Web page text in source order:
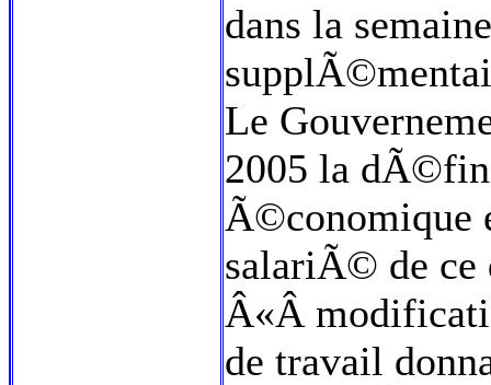
dans la
Le
2005 la
Ã©conomique
salariÃ© de
Â«Â
de travail